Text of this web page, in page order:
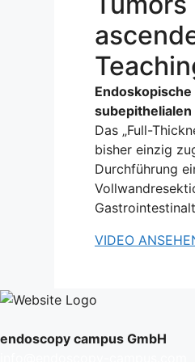
subepithelialen
Das „Full-
bisher einzig
Durchführung
VIDEO
endoscopy campus GmbH